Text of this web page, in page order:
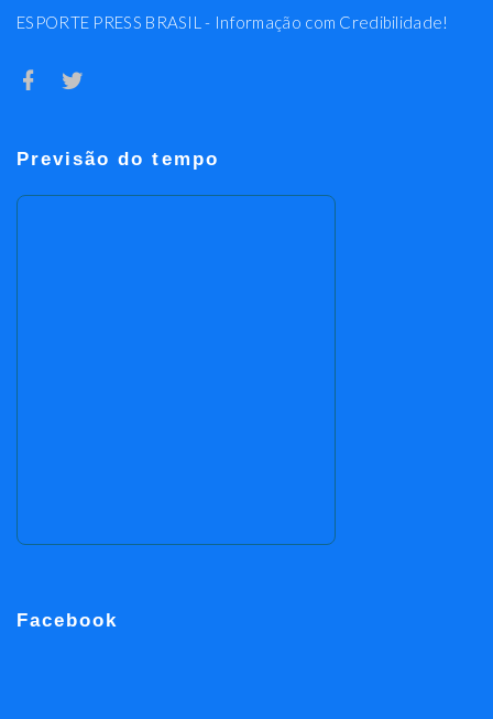
ESPORTE PRESS BRASIL - Informação com Credibilidade!
Previsão do tempo
Facebook